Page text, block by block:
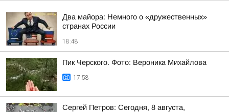
Два майора: Немного о «дружественных»
странах России
18:48
Пик Черского. Фото: Вероника Михайлова
17:58
Сергей Петров: Сегодня, 8 августа,